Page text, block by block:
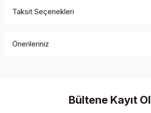
Taksit Seçenekleri
Önerileriniz
Görüş ve önerileriniz için teşekkür ederiz.
Bültene Kayıt Ol